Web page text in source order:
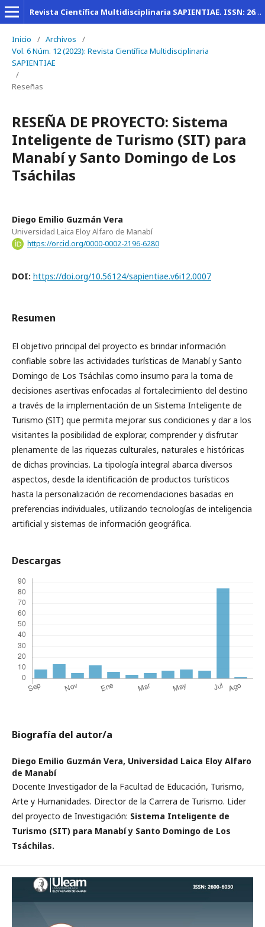
Revista Científica Multidisciplinaria SAPIENTIAE. ISSN: 2600-6030
Inicio / Archivos
/
Vol. 6 Núm. 12 (2023): Revista Científica Multidisciplinaria
SAPIENTIAE
/
Reseñas
RESEÑA DE PROYECTO: Sistema
Inteligente de Turismo (SIT) para
Manabí y Santo Domingo de Los
Tsáchilas
Diego Emilio Guzmán Vera
Universidad Laica Eloy Alfaro de Manabí
https://orcid.org/0000-0002-2196-6280
DOI: https://doi.org/10.56124/sapientiae.v6i12.0007
Resumen
El objetivo principal del proyecto es brindar información
confiable sobre las actividades turísticas de Manabí y Santo
Domingo de Los Tsáchilas como insumo para la toma de
decisiones asertivas enfocadas al fortalecimiento del destino
a través de la implementación de un Sistema Inteligente de
Turismo (SIT) que permita mejorar sus condiciones y dar a los
visitantes la posibilidad de explorar, comprender y disfrutar
plenamente de las riquezas culturales, naturales e históricas
de dichas provincias. La tipología integral abarca diversos
aspectos, desde la identificación de productos turísticos
hasta la personalización de recomendaciones basadas en
preferencias individuales, utilizando tecnologías de inteligencia
artificial y sistemas de información geográfica.
Descargas
Biografía del autor/a
Diego Emilio Guzmán Vera, Universidad Laica Eloy Alfaro
de Manabí
Docente Investigador de la Facultad de Educación, Turismo,
Arte y Humanidades. Director de la Carrera de Turismo. Lider
del proyecto de Investigación: Sistema Inteligente de
Turismo (SIT) para Manabí y Santo Domingo de Los
Tsáchilas.